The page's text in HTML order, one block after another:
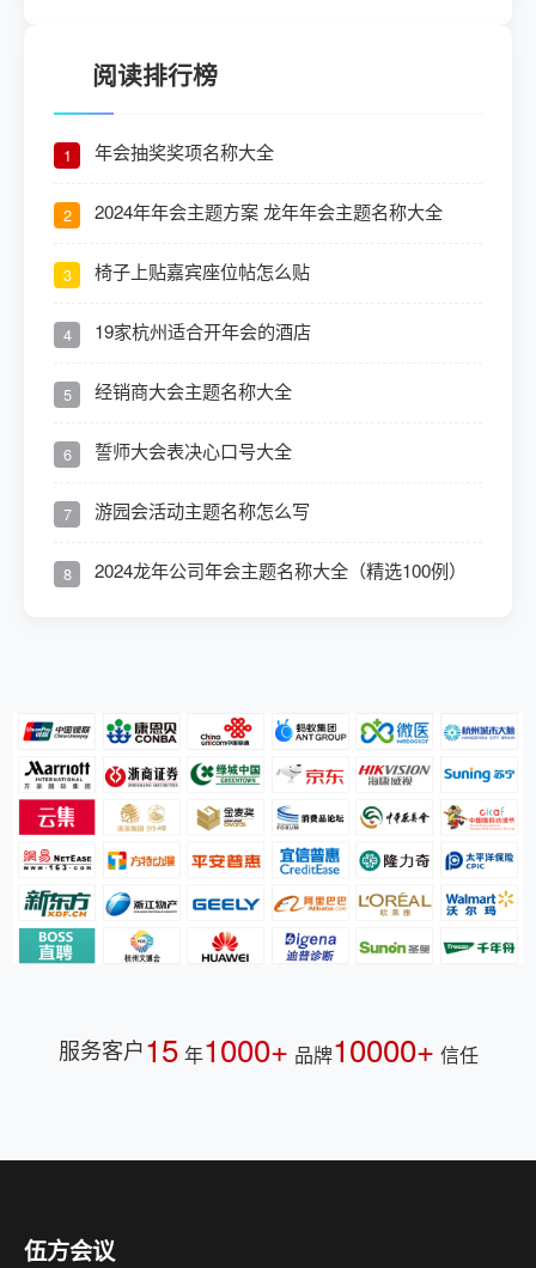
阅读排行榜
1 年会抽奖奖项名称大全
2 2024年年会主题方案 龙年年会主题名称大全
3 椅子上贴嘉宾座位帖怎么贴
4 19家杭州适合开年会的酒店
5 经销商大会主题名称大全
6 誓师大会表决心口号大全
7 游园会活动主题名称怎么写
8 2024龙年公司年会主题名称大全（精选100例）
服务客户15 年1000+ 品牌10000+ 信任
伍方会议